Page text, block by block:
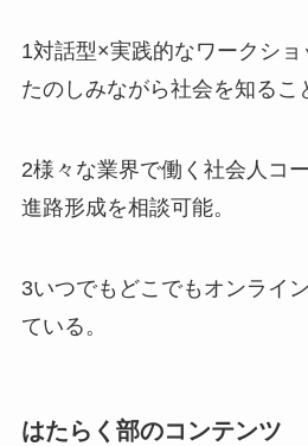
1対話型×実践的なワークシ
たのしみながら社会を知るこ
2様々な業界で働く社会人コ
進路形成を相談可能。
3いつでもどこでもオンライ
ている。
はたらく部のコンテンツ